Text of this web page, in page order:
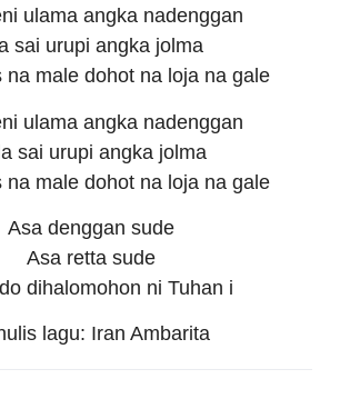
ulama angka nadenggan
sai urupi angka jolma
na male dohot na loja na gale
ulama angka nadenggan
sai urupi angka jolma
na male dohot na loja na gale
Asa denggan sude
Asa retta sude
dihalomohon ni Tuhan i
lagu: Iran Ambarita